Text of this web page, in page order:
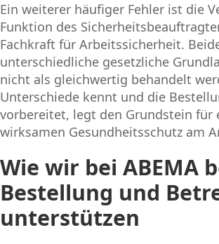
Ein weiterer häufiger Fehler ist die
Funktion des
Fachkraft für Arbeitssicherheit.
unterschiedliche gesetzliche
nicht als gleichwertig behandelt
Unterschiede kennt und die
vorbereitet, legt den Grundstein für
wirksamen Gesundheitsschutz am
Wie wir bei ABEMA
Bestellung und
unterstützen